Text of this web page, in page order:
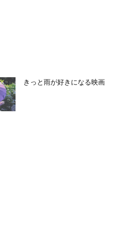
きっと雨が好きになる映画